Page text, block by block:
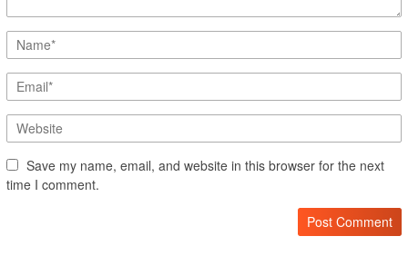
Save my name, email, and website in this browser for the next
time I comment.